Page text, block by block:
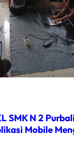
SMK N 2
Mobile